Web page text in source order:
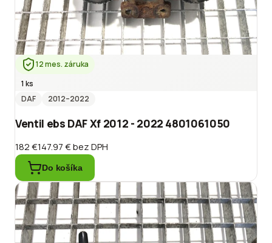
12 mes. záruka
1 ks
DAF
2012–2022
Ventil ebs DAF Xf 2012 - 2022 4801061050
182 €147.97 €bez DPH
Do košíka